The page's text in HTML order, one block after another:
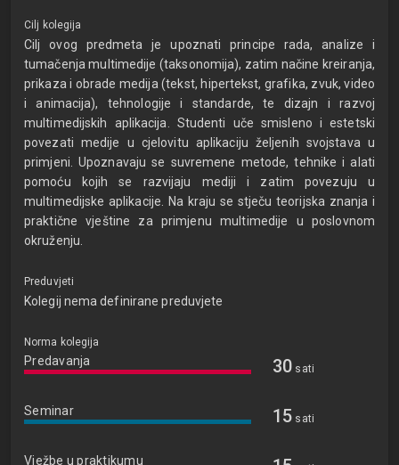
Cilj kolegija
Cilj ovog predmeta je upoznati principe rada, analize i
tumačenja multimedije (taksonomija), zatim načine kreiranja,
prikaza i obrade medija (tekst, hipertekst, grafika, zvuk, video
i animacija), tehnologije i standarde, te dizajn i razvoj
multimedijskih aplikacija. Studenti uče smisleno i estetski
povezati medije u cjelovitu aplikaciju željenih svojstava u
primjeni. Upoznavaju se suvremene metode, tehnike i alati
pomoću kojih se razvijaju mediji i zatim povezuju u
multimedijske aplikacije. Na kraju se stječu teorijska znanja i
praktične vještine za primjenu multimedije u poslovnom
okruženju.
Preduvjeti
Kolegij nema definirane preduvjete
Norma kolegija
Predavanja 30 sati
Seminar 15 sati
Vježbe u praktikumu